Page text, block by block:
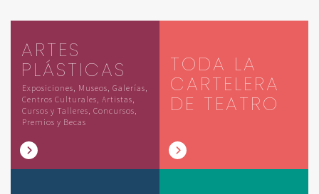
ARTES
PLÁSTICAS
Exposiciones, Museos, Galerías,
Centros Culturales, Artistas,
Cursos y Talleres, Concursos,
Premios y Becas
TODA LA
CARTELERA
DE TEATRO